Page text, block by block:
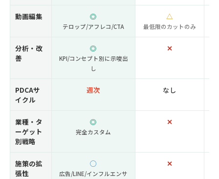
動画編集 ◎
テロップ/アフレコ/CTA
△
最低限のカットのみ
分析・改
善
◎
KPI/コンセプト別に示唆出
し
✕
PDCAサ
イクル
週次 なし
業種・タ
ーゲット
別戦略
◎
完全カスタム
✕
施策の拡
張性
◯
広告/LINE/インフルエンサ
✕